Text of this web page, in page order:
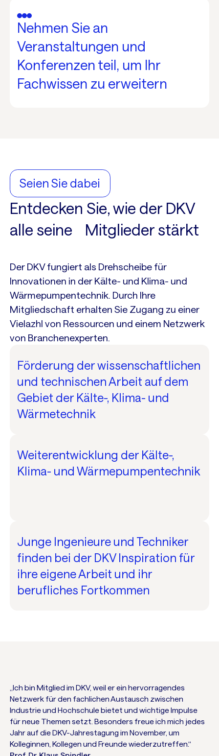
Nehmen Sie an
Veranstaltungen und
Konferenzen teil, um Ihr
Fachwissen zu erweitern
Seien Sie dabei
Entdecken Sie, wie der DKV
alle seine Mitglieder stärkt
Der DKV fungiert als Drehscheibe für
Innovationen in der Kälte- und Klima- und
Wärmepumpentechnik. Durch Ihre
Mitgliedschaft erhalten Sie Zugang zu einer
Vielazhl von Ressourcen und einem Netzwerk
von Branchenexperten.
Förderung der wissenschaftlichen
und technischen Arbeit auf dem
Gebiet der Kälte-, Klima- und
Wärmetechnik
Weiterentwicklung der Kälte-,
Klima- und Wärmepumpentechnik
Junge Ingenieure und Techniker
finden bei der DKV Inspiration für
ihre eigene Arbeit und ihr
berufliches Fortkommen
„Ich bin Mitglied im DKV, weil er ein hervorragendes
Netzwerk für den fachlichen Austausch zwischen
Industrie und Hochschule bietet und wichtige Impulse
für neue Themen setzt. Besonders freue ich mich jedes
Jahr auf die DKV-Jahrestagung im November, um
Kolleginnen, Kollegen und Freunde wiederzutreffen.“